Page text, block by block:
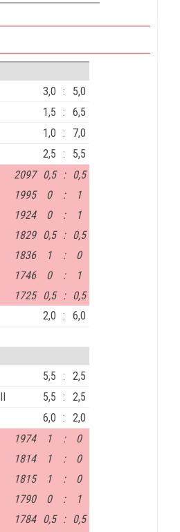
3,0 :
5,0
1,5 :
6,5
1,0 :
7,0
2,5 :
5,5
2097 0,5 :
0,5
1995 0 :
1
1924 0 :
1
1829 0,5 :
0,5
1836 1 :
0
1746 0 :
1
1725 0,5 :
0,5
2,0 : 6,0
5,5 :
2,5
5,5 :
2,5
6,0 :
2,0
1974 1 :
0
1814 1 :
0
1815 1 :
0
1790 0 :
1
1784 0,5 :
0,5